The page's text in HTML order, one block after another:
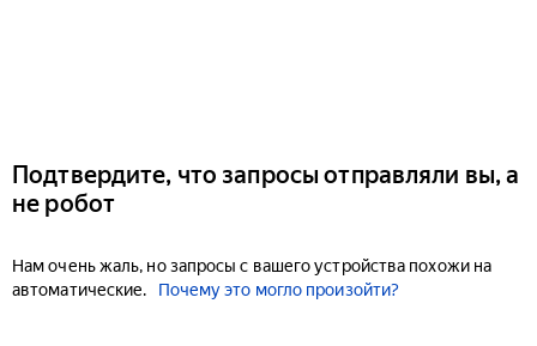
Подтвердите, что запросы отправляли вы, а
не робот
Нам очень жаль, но запросы с вашего устройства похожи на
автоматические.
Почему это могло произойти?